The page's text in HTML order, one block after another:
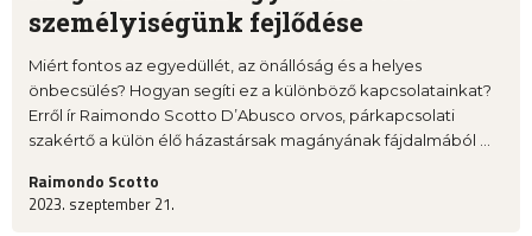
személyiségünk fejlődése
Miért fontos az egyedüllét, az önállóság és a helyes
önbecsülés? Hogyan segíti ez a különböző kapcsolatainkat?
Erről ír Raimondo Scotto D’Abusco orvos, párkapcsolati
szakértő a külön élő házastársak magányának fájdalmából ...
Raimondo Scotto
2023. szeptember 21.